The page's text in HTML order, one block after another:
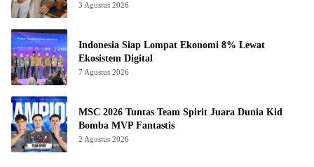
3 Agustus 2026
Indonesia Siap Lompat Ekonomi 8% Lewat
Ekosistem Digital
7 Agustus 2026
MSC 2026 Tuntas Team Spirit Juara Dunia Kid
Bomba MVP Fantastis
2 Agustus 2026